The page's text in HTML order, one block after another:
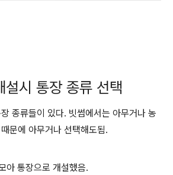
설시 통장 종류 선택
종류들이 있다. 빗썸에서는 아무거나 농
문에 아무거나 선택해도됨.
아 통장으로 개설했음.